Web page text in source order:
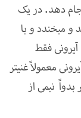
دهد. در یک
و می­خندد و یا
فقط
معمولاً غنی­تر
نیمی از